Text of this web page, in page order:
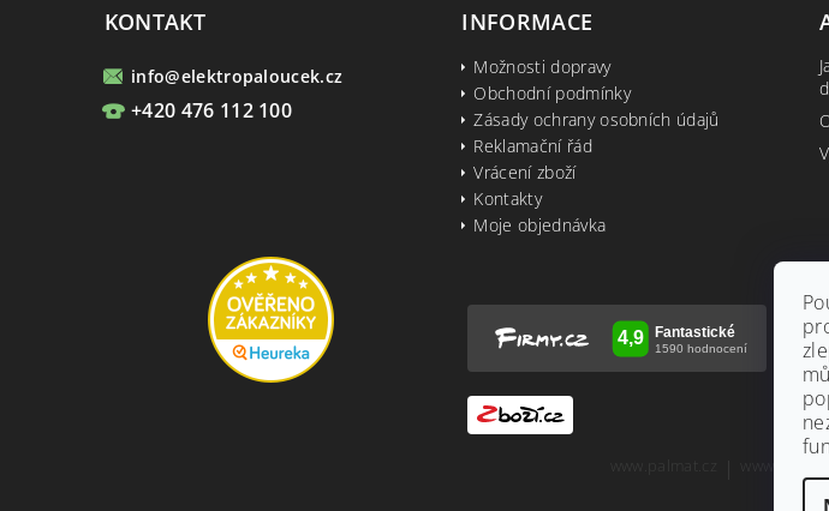
KONTAKT
info@elektropaloucek.cz
+420 476 112 100
INFORMACE
Možnosti dopravy
Obchodní podmínky
Zásady ochrany osobních údajů
Reklamační řád
Vrácení zboží
Kontakty
Moje objednávka